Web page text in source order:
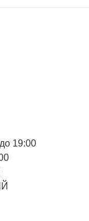
19:00